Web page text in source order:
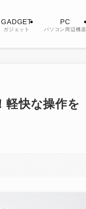
GADGET
ガジェット
PC
パソコン周辺機器
軽快な操作を